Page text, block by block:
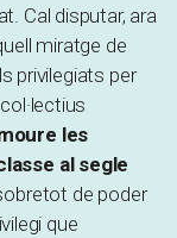
Cal disputar, ara
miratge de
privilegiats per
les
al segle
de poder
que